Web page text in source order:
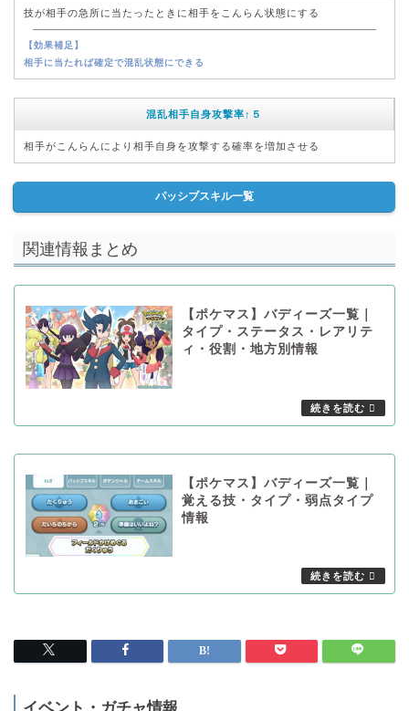
技が相手の急所に当たったときに相手をこんらん状態にする
【効果補足】
相手に当たれば確定で混乱状態にできる
混乱相手自身攻撃率↑５
相手がこんらんにより相手自身を攻撃する確率を増加させる
パッシブスキル一覧
関連情報まとめ
【ポケマス】バディーズ一覧｜
タイプ・ステータス・レアリテ
ィ・役割・地方別情報
【ポケマス】バディーズ一覧｜
覚える技・タイプ・弱点タイプ
情報